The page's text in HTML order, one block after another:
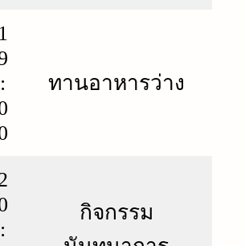
1
:
ทานอาหารว่าง
:
กิจกรรม